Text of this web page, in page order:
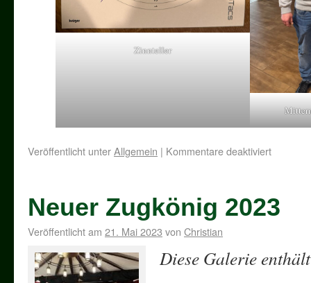
Zinnteller
Veröffentlicht unterAllgemein | Kommentare deaktiviert
Neuer Zugkönig 2023
Veröffentlicht am 21. Mai 2023 von Christian
Diese Galerie